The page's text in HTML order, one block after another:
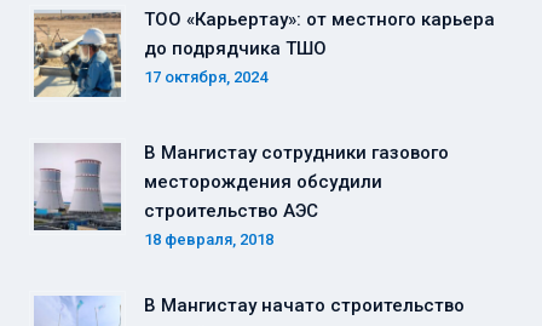
ТОО «Карьертау»: от местного карьера
до подрядчика ТШО
17 октября, 2024
В Мангистау сотрудники газового
месторождения обсудили
строительство АЭС
18 февраля, 2018
В Мангистау начато строительство